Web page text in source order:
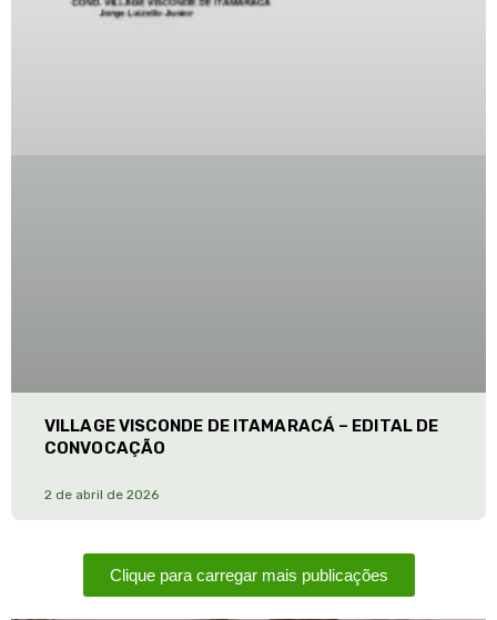
VILLAGE VISCONDE DE ITAMARACÁ – EDITAL DE
CONVOCAÇÃO
2 de abril de 2026
Clique para carregar mais publicações